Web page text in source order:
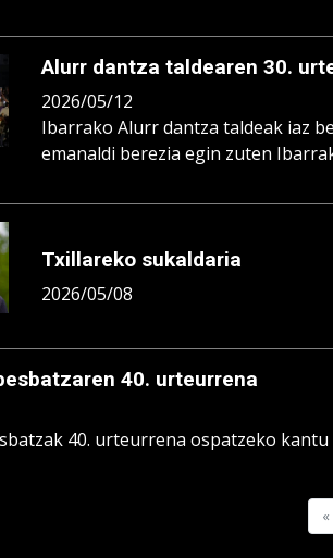
Alurr dantza taldearen 30.
2026/05/12
Ibarrako Alurr dantza taldeak iaz
emanaldi berezia egin zuten
Txillareko sukaldaria
2026/05/08
40. urteurrena
40. urteurrena ospatzeko
«